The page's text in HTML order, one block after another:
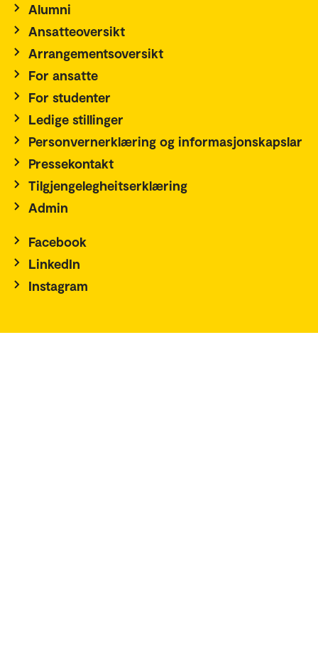
Alumni
Ansatteoversikt
Arrangementsoversikt
For ansatte
For studenter
Ledige stillinger
Personvernerklæring og informasjonskapslar
Pressekontakt
Tilgjengelegheitserklæring
Admin
Facebook
LinkedIn
Instagram